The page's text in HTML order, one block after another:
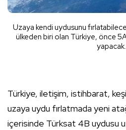
Uzaya kendi uydusunu
ülkeden biri olan Türkiye, önce
yapacak.
Türkiye, iletişim, istihbarat,
uzaya uydu fırlatmada yeni
içerisinde Türksat 4B uydusu